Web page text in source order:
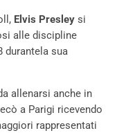
Elvis Presley si
alle discipline
durantela sua
allenarsi anche in
a Parigi ricevendo
rappresentati